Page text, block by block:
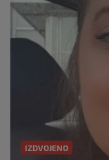
IZDVOJENO